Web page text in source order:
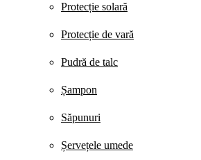
Protecție solară
Protecție de vară
Pudră de talc
Șampon
Săpunuri
Șervețele umede